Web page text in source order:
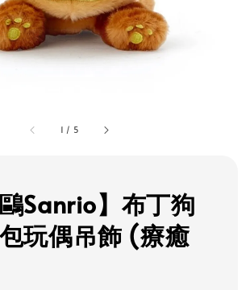
1 / 5
鷗Sanrio】布丁狗
玩偶吊飾 (療癒